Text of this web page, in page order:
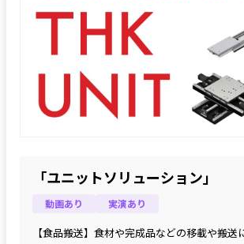
「ユニットソリューション」
動画あり 実演あり
【食品搬送】食材や完成品などの移載や搬送